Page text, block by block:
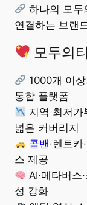
하나의 모두
연결하는 브랜
모두의
1000개 이
통합 플랫폼
지역 최저가
넓은 커버리지
콜밴·렌트
스 제공
AI·메타버
성 강화